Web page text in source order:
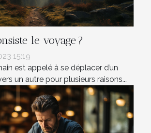
le voyage ?
15:19
est appelé à se déplacer d’un
un autre pour plusieurs raisons...